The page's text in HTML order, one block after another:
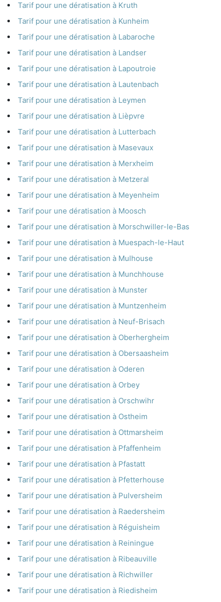
Tarif pour une dératisation à Kruth
Tarif pour une dératisation à Kunheim
Tarif pour une dératisation à Labaroche
Tarif pour une dératisation à Landser
Tarif pour une dératisation à Lapoutroie
Tarif pour une dératisation à Lautenbach
Tarif pour une dératisation à Leymen
Tarif pour une dératisation à Lièpvre
Tarif pour une dératisation à Lutterbach
Tarif pour une dératisation à Masevaux
Tarif pour une dératisation à Merxheim
Tarif pour une dératisation à Metzeral
Tarif pour une dératisation à Meyenheim
Tarif pour une dératisation à Moosch
Tarif pour une dératisation à Morschwiller-le-Bas
Tarif pour une dératisation à Muespach-le-Haut
Tarif pour une dératisation à Mulhouse
Tarif pour une dératisation à Munchhouse
Tarif pour une dératisation à Munster
Tarif pour une dératisation à Muntzenheim
Tarif pour une dératisation à Neuf-Brisach
Tarif pour une dératisation à Oberhergheim
Tarif pour une dératisation à Obersaasheim
Tarif pour une dératisation à Oderen
Tarif pour une dératisation à Orbey
Tarif pour une dératisation à Orschwihr
Tarif pour une dératisation à Ostheim
Tarif pour une dératisation à Ottmarsheim
Tarif pour une dératisation à Pfaffenheim
Tarif pour une dératisation à Pfastatt
Tarif pour une dératisation à Pfetterhouse
Tarif pour une dératisation à Pulversheim
Tarif pour une dératisation à Raedersheim
Tarif pour une dératisation à Réguisheim
Tarif pour une dératisation à Reiningue
Tarif pour une dératisation à Ribeauville
Tarif pour une dératisation à Richwiller
Tarif pour une dératisation à Riedisheim